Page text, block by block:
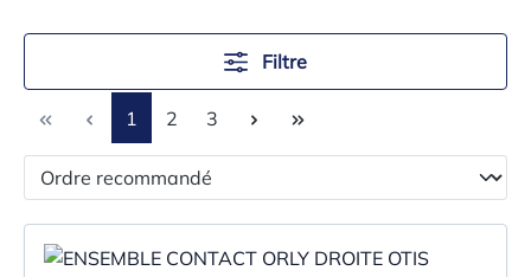
Filtre
Page
1 Page
2 Page
3